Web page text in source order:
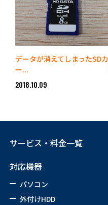
データが消えてしまったSDカ
ー...
2018.10.09
サービス・料金一覧
対応機器
パソコン
外付けHDD